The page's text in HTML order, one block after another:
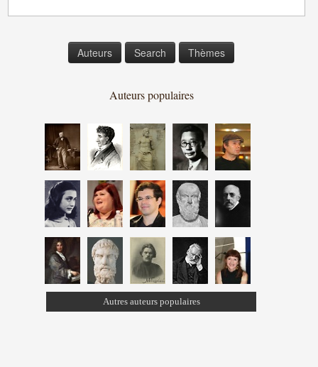
Auteurs Search Thèmes
Auteurs populaires
Autres auteurs populaires